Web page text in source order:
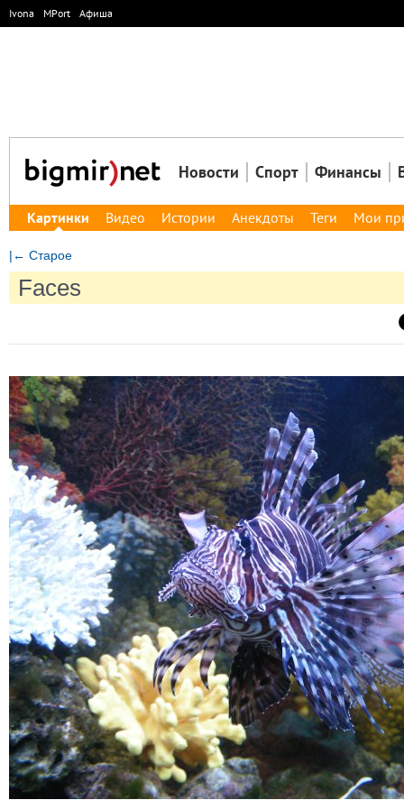
Ivona MPort Афиша
Новости Спорт Финансы
Картинки Видео Истории Анекдоты Теги Мои
|← Старое
Faces